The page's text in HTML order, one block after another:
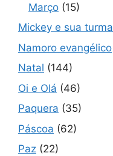
Março (15)
Mickey e sua turma
Namoro evangélico
Natal (144)
Oi e Olá (46)
Paquera (35)
Páscoa (62)
Paz (22)